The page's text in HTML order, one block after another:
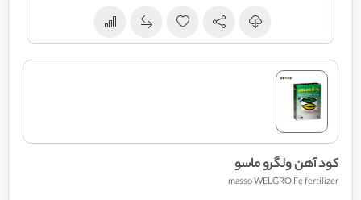
کود آهن ولگرو ماسو
masso WELGRO Fe fertilizer